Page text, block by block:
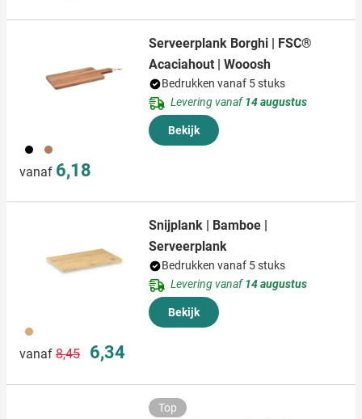
001 945
vanaf 6,18
Serveerplank Borghi | FSC®
Acaciahout | Wooosh
Bedrukken vanaf 5 stuks
Levering vanaf14 augustus
Bekijk
823
vanaf Normale prijs
8,45 Speciale prijs
6,34
Snijplank | Bamboe |
Serveerplank
Bedrukken vanaf 5 stuks
Levering vanaf14 augustus
Bekijk
Top